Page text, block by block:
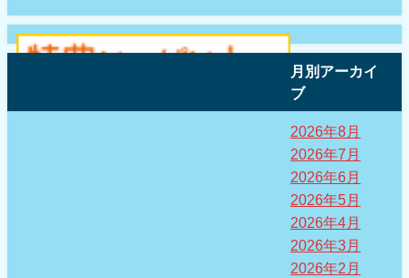
月別アーカイ
ブ
2026年8月
2026年7月
2026年6月
2026年5月
2026年4月
2026年3月
2026年2月